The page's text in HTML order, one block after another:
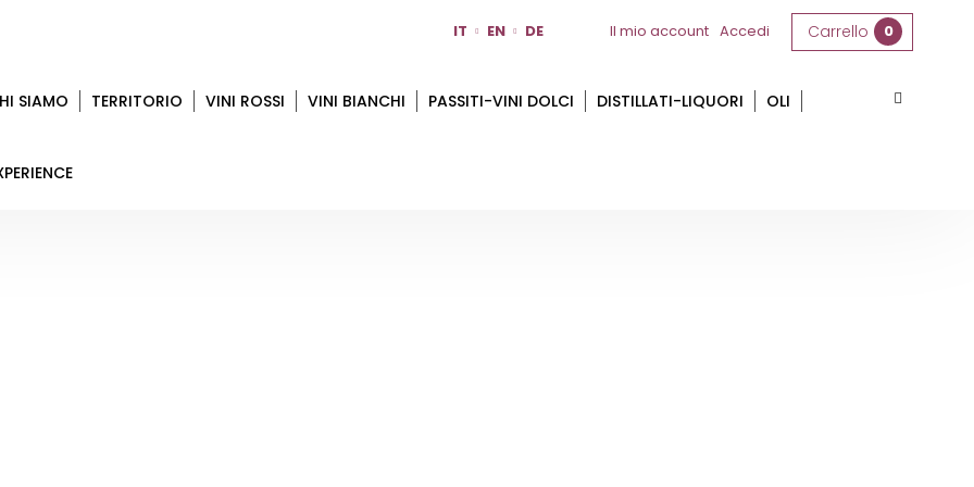
Il mio account Accedi Carrello 0
IT EN DE
SIAMO TERRITORIO VINI ROSSI VINI BIANCHI PASSITI-VINI DOLCI DISTILLATI-LIQUORI OLI